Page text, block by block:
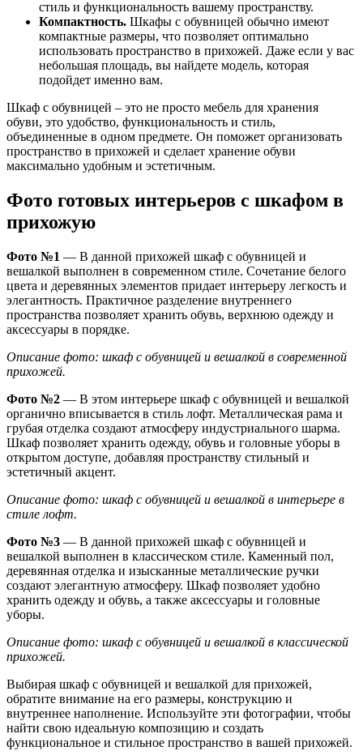
стиль и функциональность вашему пространству.
Компактность. Шкафы с обувницей обычно имеют
компактные размеры, что позволяет оптимально
использовать пространство в прихожей. Даже если у вас
небольшая площадь, вы найдете модель, которая
подойдет именно вам.
Шкаф с обувницей – это не просто мебель для хранения
обуви, это удобство, функциональность и стиль,
объединенные в одном предмете. Он поможет организовать
пространство в прихожей и сделает хранение обуви
максимально удобным и эстетичным.
Фото готовых интерьеров с шкафом в
прихожую
Фото №1 — В данной прихожей шкаф с обувницей и
вешалкой выполнен в современном стиле. Сочетание белого
цвета и деревянных элементов придает интерьеру легкость и
элегантность. Практичное разделение внутреннего
пространства позволяет хранить обувь, верхнюю одежду и
аксессуары в порядке.
Описание фото: шкаф с обувницей и вешалкой в современной
прихожей.
Фото №2 — В этом интерьере шкаф с обувницей и вешалкой
органично вписывается в стиль лофт. Металлическая рама и
грубая отделка создают атмосферу индустриального шарма.
Шкаф позволяет хранить одежду, обувь и головные уборы в
открытом доступе, добавляя пространству стильный и
эстетичный акцент.
Описание фото: шкаф с обувницей и вешалкой в интерьере в
стиле лофт.
Фото №3 — В данной прихожей шкаф с обувницей и
вешалкой выполнен в классическом стиле. Каменный пол,
деревянная отделка и изысканные металлические ручки
создают элегантную атмосферу. Шкаф позволяет удобно
хранить одежду и обувь, а также аксессуары и головные
уборы.
Описание фото: шкаф с обувницей и вешалкой в классической
прихожей.
Выбирая шкаф с обувницей и вешалкой для прихожей,
обратите внимание на его размеры, конструкцию и
внутреннее наполнение. Используйте эти фотографии, чтобы
найти свою идеальную композицию и создать
функциональное и стильное пространство в вашей прихожей.